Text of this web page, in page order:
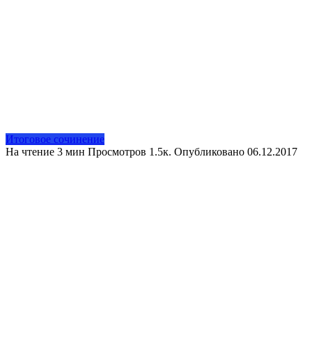
Итоговое сочинение
На чтение 3 мин Просмотров 1.5к. Опубликовано 06.12.2017